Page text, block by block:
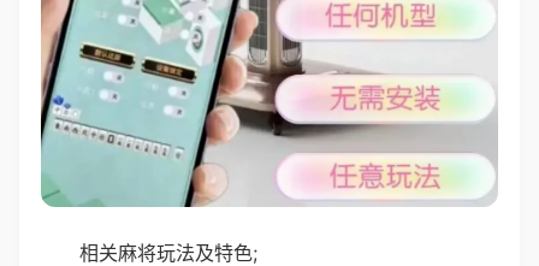
相关麻将玩法及特色;